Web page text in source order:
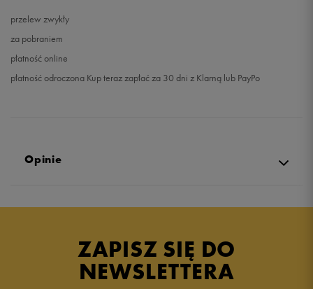
przelew zwykły
za pobraniem
płatność online
płatność odroczona Kup teraz zapłać za 30 dni z Klarną lub PayPo
Opinie
ZAPISZ SIĘ DO
NEWSLETTERA